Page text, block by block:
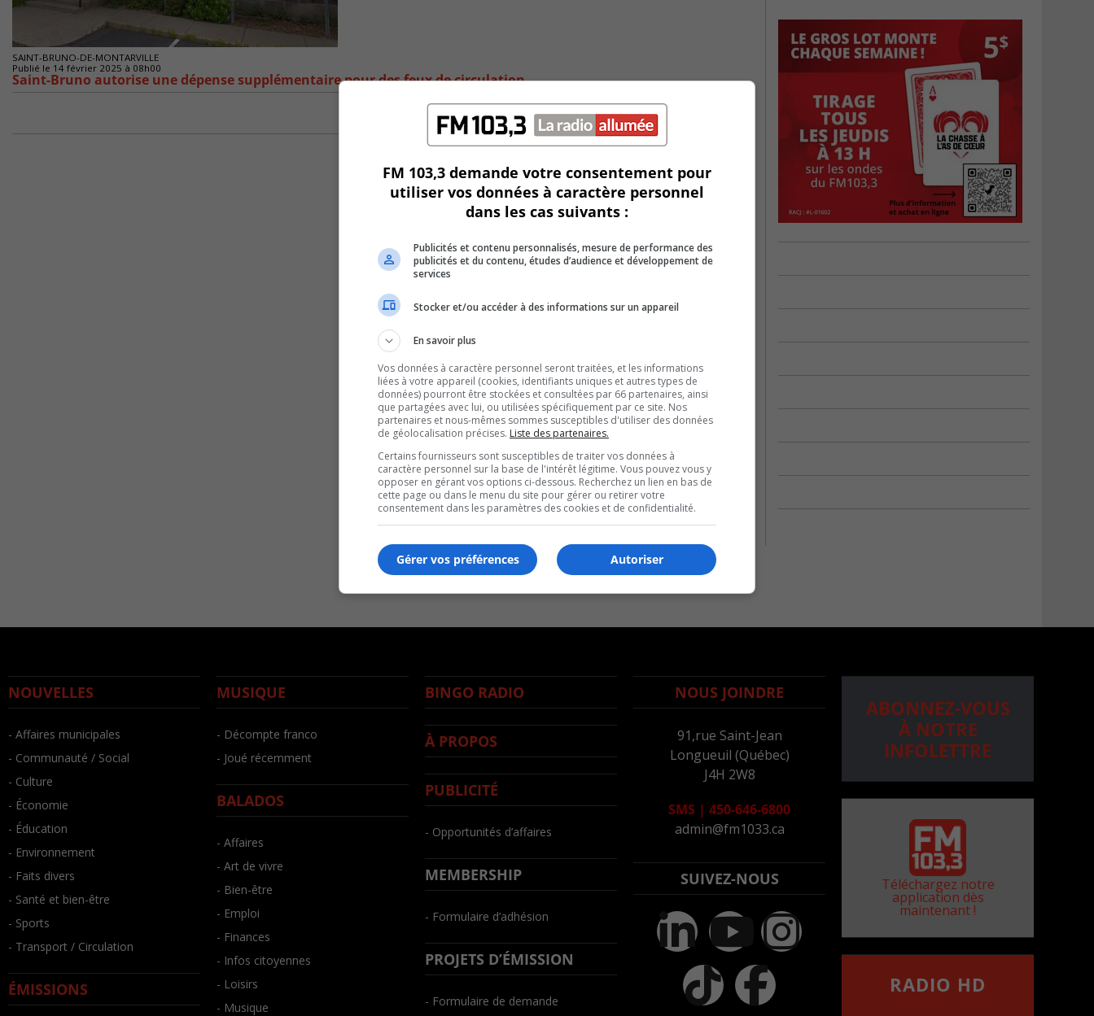
SAINT-BRUNO-DE-MONTARVILLE
Publié le 14 février 2025 à 08h00
Saint-Bruno autorise une dépense supplémentaire pour des feux de circulation
NOUVELLES
- Affaires municipales
- Communauté / Social
- Culture
- Économie
- Éducation
- Environnement
- Faits divers
- Santé et bien-être
- Sports
- Transport / Circulation
ÉMISSIONS
MUSIQUE
- Décompte franco
- Joué récemment
BALADOS
- Affaires
- Art de vivre
- Bien-être
- Emploi
- Finances
- Infos citoyennes
- Loisirs
- Musique
BINGO RADIO
À PROPOS
PUBLICITÉ
- Opportunités d’affaires
MEMBERSHIP
- Formulaire d’adhésion
PROJETS D’ÉMISSION
- Formulaire de demande
NOUS JOINDRE
91,rue Saint-Jean
Longueuil (Québec)
J4H 2W8
SMS | 450-646-6800
admin@fm1033.ca
SUIVEZ-NOUS
ABONNEZ-VOUS
À NOTRE
INFOLETTRE
Téléchargez notre
application dès
maintenant !
RADIO HD
FM 103,3 demande votre consentement pour
utiliser vos données à caractère personnel
dans les cas suivants :
Publicités et contenu personnalisés, mesure de performance des
publicités et du contenu, études d’audience et développement de
services
Stocker et/ou accéder à des informations sur un appareil
En savoir plus
Vos données à caractère personnel seront traitées, et les informations
liées à votre appareil (cookies, identifiants uniques et autres types de
données) pourront être stockées et consultées par 66 partenaires, ainsi
que partagées avec lui, ou utilisées spécifiquement par ce site. Nos
partenaires et nous-mêmes sommes susceptibles d'utiliser des données
de géolocalisation précises. Liste des partenaires.
Certains fournisseurs sont susceptibles de traiter vos données à
caractère personnel sur la base de l'intérêt légitime. Vous pouvez vous y
opposer en gérant vos options ci-dessous. Recherchez un lien en bas de
cette page ou dans le menu du site pour gérer ou retirer votre
consentement dans les paramètres des cookies et de confidentialité.
Autoriser
Gérer vos préférences